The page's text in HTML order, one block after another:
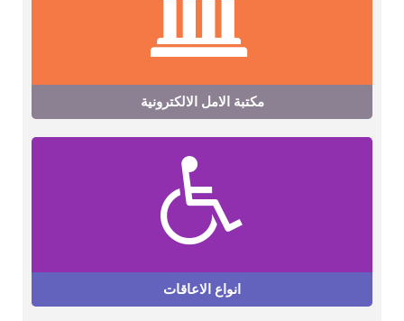
مكتبة الامل الالكترونية
انواع الاعاقات